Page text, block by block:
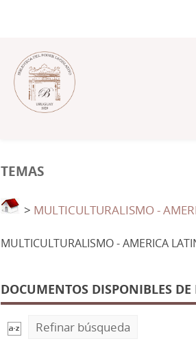
TEMAS
> MULTICULTURALISMO -
MULTICULTURALISMO - AMERICA
DOCUMENTOS DISPONIBLES DE
Refinar búsqueda